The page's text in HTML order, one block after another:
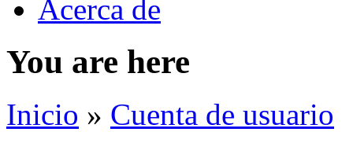
Acerca de
You are here
Inicio » Cuenta de usuario